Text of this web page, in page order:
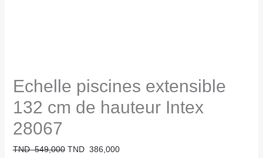
Echelle piscines extensible
132 cm de hauteur Intex
28067
TND549,000 TND 386,000